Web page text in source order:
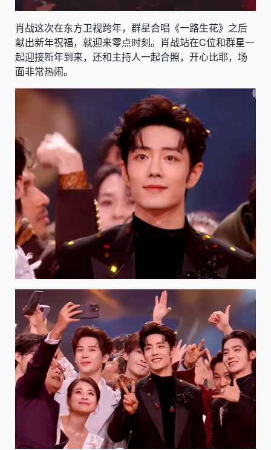
肖战这次在东方卫视跨年，群星合唱《一路生花》之后
献出新年祝福，就迎来零点时刻。肖战站在C位和群星一
起迎接新年到来，还和主持人一起合照，开心比耶，场
面非常热闹。